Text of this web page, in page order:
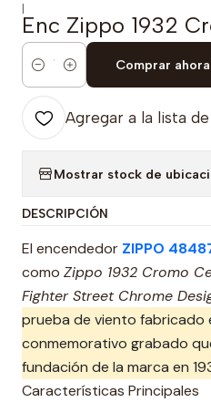
|
Enc Zippo 1932
Cantidad
Comprar ahora
Agregar a la lista
Mostrar stock de
DESCRIPCIÓN
El encendedor ZIPPO
como Zippo 1932 Cromo
Fighter Street Chrome
prueba de viento fabricado
conmemorativo grabado
fundación de la marca en
Características Principales